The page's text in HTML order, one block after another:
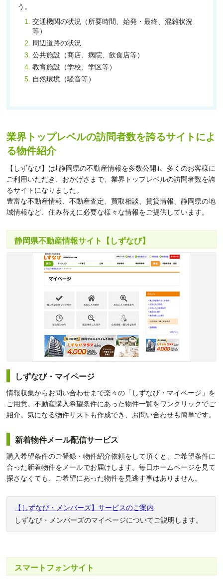
う。
交通機関の状況（所要時間、始発・最終、混雑状況
等）
周辺道路の状況
公共施設（商店、病院、飲食店等）
教育施設（学校、学区等）
自然環境（騒音等）
業界トップレベルの訪問者数を誇るサイトによ
る物件紹介
【しずなび】は｢静岡県の不動産情報を多数公開｣、多くのお客様に
ご利用いただき、おかげさまで、業界トップレベルの訪問者数を誇
るサイトになりました。
豊富な不動産情報、不動産査定、買取相談、賃貸情報、静岡県の地
域情報など、住み替えに必要な様々な情報をご提供しています。
静岡県不動産情報サイト【しずなび】
しずなび・マイページ
情報収集からお問い合わせまで楽々の「しずなび・マイページ」を
ご用意。不動産購入希望条件にあった物件一覧をワンクリックでご
紹介。気になる物件リストも作成でき、お問い合わせも簡単です。
新着物件メール配信サービス
購入希望条件のご登録・物件紹介依頼をして頂くと、ご希望条件に
合った新着物件をメールでお届けします。毎日ホームページを見て
探さなくても、ご希望にあった物件を見逃す事はありません。
【しずなび・メンバーズ】サービスのご案内
しずなび・メンバーズのマイページについてご説明します。
スマートフォンサイト